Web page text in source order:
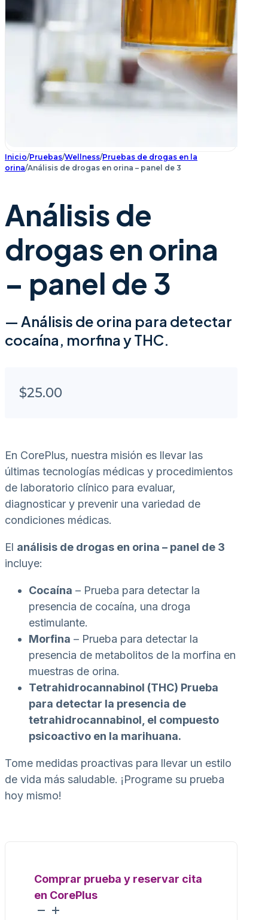
Inicio/Pruebas/Wellness/Pruebas de drogas en la
orina/Análisis de drogas en orina – panel de 3
Análisis de
drogas en orina
– panel de 3
— Análisis de orina para detectar
cocaína, morfina y THC.
$25.00
En CorePlus, nuestra misión es llevar las
últimas tecnologías médicas y procedimientos
de laboratorio clínico para evaluar,
diagnosticar y prevenir una variedad de
condiciones médicas.
El análisis de drogas en orina – panel de 3
incluye:
Cocaína – Prueba para detectar la
presencia de cocaína, una droga
estimulante.
Morfina – Prueba para detectar la
presencia de metabolitos de la morfina en
muestras de orina.
Tetrahidrocannabinol (THC) Prueba
para detectar la presencia de
tetrahidrocannabinol, el compuesto
psicoactivo en la marihuana.
Tome medidas proactivas para llevar un estilo
de vida más saludable. ¡Programe su prueba
hoy mismo!
Comprar prueba y reservar cita
en CorePlus
Análisis